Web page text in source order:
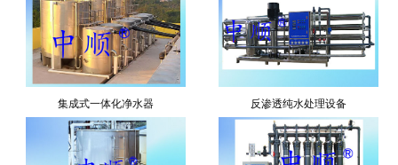
集成式一体化净水器 反渗透纯水处理设备